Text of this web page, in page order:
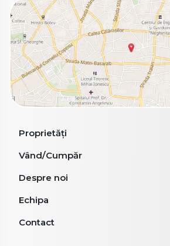
Proprietăți
Vând/Cumpăr
Despre noi
Echipa
Contact